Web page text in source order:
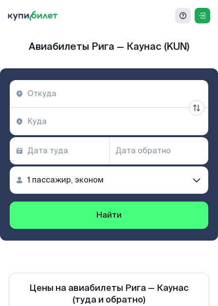
Авиабилеты Рига — Каунас (KUN)
Найти
Цены на авиабилеты Рига — Каунас
(туда и обратно)